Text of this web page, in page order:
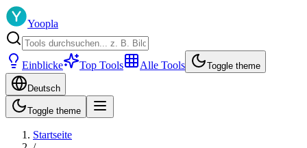
Yoopla
Einblicke Top Tools Alle Tools Toggle theme
Deutsch
Toggle theme
Startseite